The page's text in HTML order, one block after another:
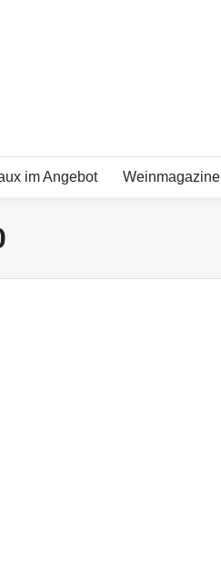
im Angebot Weinmagazine